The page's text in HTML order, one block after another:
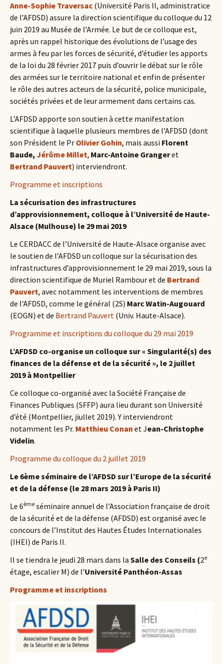
Anne-Sophie Traversac (Université Paris II, administratice
de l’AFDSD) assure la direction scientifique du colloque du 12
juin 2019 au Musée de l’Armée. Le but de ce colloque est,
après un rappel historique des évolutions de l’usage des
armes à feu par les forces de sécurité, d’étudier les apports
de la loi du 28 février 2017 puis d’ouvrir le débat sur le rôle
des armées sur le territoire national et enfin de présenter
le rôle des autres acteurs de la sécurité, police municipale,
sociétés privées et de leur armement dans certains cas.
L’AFDSD apporte son soutien à cette manifestation
scientifique à laquelle plusieurs membres de l’AFDSD (dont
son Président le Pr Olivier Gohin, mais aussi Florent
Baude, Jérôme Millet, Marc-Antoine Grangeret
Bertrand Pauvert) interviendront.
Programme et inscriptions
La sécurisation des infrastructures
d’approvisionnement, colloque à l’Université de Haute-
Alsace (Mulhouse) le 29 mai 2019
Le CERDACC de l’Université de Haute-Alsace organise avec
le soutien de l’AFDSD un colloque sur la sécurisation des
infrastructures d’approvisionnement le 29 mai 2019, sous la
direction scientifique de Muriel Rambour et de Bertrand
Pauvert, avec notamment les interventions de membres
de l’AFDSD, comme le général (2S) Marc Watin-Augouard
(EOGN) et de Bertrand Pauvert (Univ. Haute-Alsace).
Programme et inscriptions du colloque du 29 mai 2019
L’AFDSD co-organise un colloque sur « Singularité(s) des
finances de la défense et de la sécurité », le 2 juillet
2019 à Montpellier
Ce colloque co-organisé avec la Société Française de
Finances Publiques (SFFP) aura lieu durant son Université
d’été (Montpellier, jiullet 2019). Y interviendront
notamment les Pr. Matthieu Conan et Jean-Christophe
Videlin.
Programme du colloque du 2 juillet 2019
Le 6ème séminaire de l’AFDSD sur l’Europe de la sécurité
et de la défense (le 28 mars 2019 à Paris II)
Le 6ème séminaire annuel de l’Association française de droit
de la sécurité et de la défense (AFDSD) est organisé avec le
concours de l’Institut des Hautes Études Internationales
(IHEI) de Paris II.
Il se tiendra le jeudi 28 mars dans la Salle des Conseils (2e
étage, escalier M) de l’Université Panthéon-Assas
Programme et inscriptions